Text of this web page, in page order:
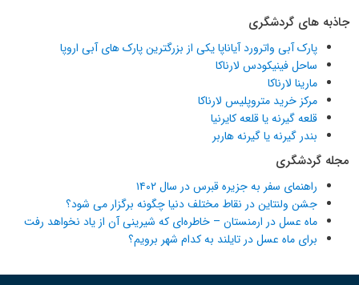
جاذبه های گردشگری
پارک آبی واترورد آیاناپا یکی از بزرگترین پارک های آبی اروپا
ساحل فینیکودس لارناکا
مارینا لارناکا
مرکز خرید متروپلیس لارناکا
قلعه گیرنه یا قلعه کایرنیا
بندر گیرنه یا گیرنه هاربر
مجله گردشگری
راهنمای سفر به جزیره قبرس در سال ۱۴۰۲
جشن ولنتاین در نقاط مختلف دنیا چگونه برگزار می شود؟
ماه عسل در ارمنستان – خاطره‌ای که شیرینی آن از یاد نخواهد رفت
برای ماه عسل در تایلند به کدام شهر برویم؟